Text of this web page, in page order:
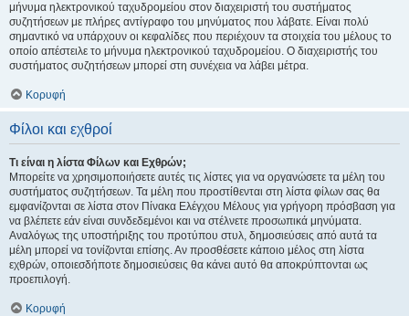
μήνυμα ηλεκτρονικού ταχυδρομείου στον διαχειριστή του συστήματος
συζητήσεων με πλήρες αντίγραφο του μηνύματος που λάβατε. Είναι πολύ
σημαντικό να υπάρχουν οι κεφαλίδες που περιέχουν τα στοιχεία του μέλους το
οποίο απέστειλε το μήνυμα ηλεκτρονικού ταχυδρομείου. Ο διαχειριστής του
συστήματος συζητήσεων μπορεί στη συνέχεια να λάβει μέτρα.
Κορυφή
Φίλοι και εχθροί
Τι είναι η λίστα Φίλων και Εχθρών;
Μπορείτε να χρησιμοποιήσετε αυτές τις λίστες για να οργανώσετε τα μέλη του
συστήματος συζητήσεων. Τα μέλη που προστίθενται στη λίστα φίλων σας θα
εμφανίζονται σε λίστα στον Πίνακα Ελέγχου Μέλους για γρήγορη πρόσβαση για
να βλέπετε εάν είναι συνδεδεμένοι και να στέλνετε προσωπικά μηνύματα.
Αναλόγως της υποστήριξης του προτύπου στυλ, δημοσιεύσεις από αυτά τα
μέλη μπορεί να τονίζονται επίσης. Αν προσθέσετε κάποιο μέλος στη λίστα
εχθρών, οποιεσδήποτε δημοσιεύσεις θα κάνει αυτό θα αποκρύπτονται ως
προεπιλογή.
Κορυφή